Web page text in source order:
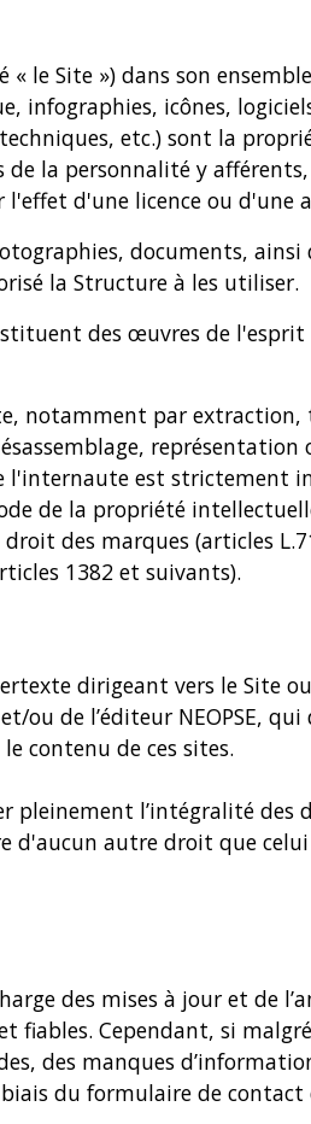
« le Site ») dans son
infographies, icônes,
etc.) sont la
la personnalité y
d'une licence ou d'une
documents,
la Structure à les utiliser.
des œuvres de
notamment par
l'internaute est strictement
de la propriété
des marques (articles
1382 et suivants).
dirigeant vers le Site
ou de l’éditeur NEOPSE,
contenu de ces sites.
pleinement l’intégralité
d'aucun autre droit que
des mises à jour et
fiables. Cependant, si
des manques
du formulaire de contact